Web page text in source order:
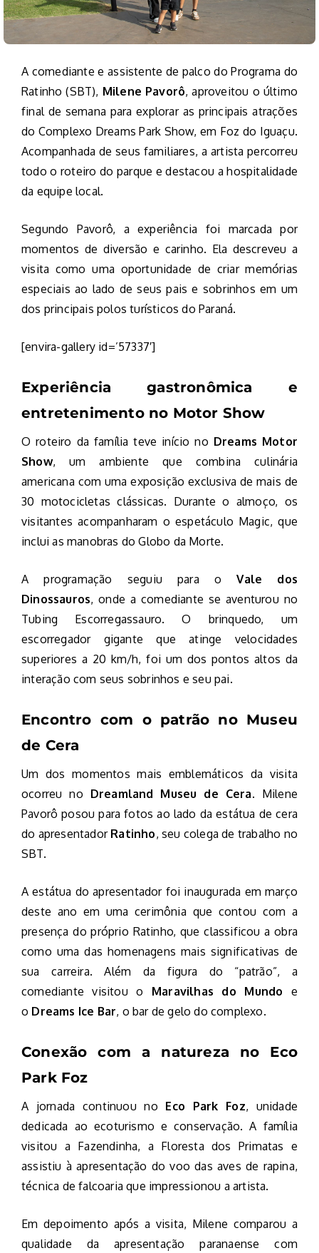
A comediante e assistente de palco do Programa do
Ratinho (SBT), Milene Pavorô, aproveitou o último
final de semana para explorar as principais atrações
do Complexo Dreams Park Show, em Foz do Iguaçu.
Acompanhada de seus familiares, a artista percorreu
todo o roteiro do parque e destacou a hospitalidade
da equipe local.
Segundo Pavorô, a experiência foi marcada por
momentos de diversão e carinho. Ela descreveu a
visita como uma oportunidade de criar memórias
especiais ao lado de seus pais e sobrinhos em um
dos principais polos turísticos do Paraná.
[envira-gallery id=’57337′]
Experiência gastronômica e
entretenimento no Motor Show
O roteiro da família teve início no Dreams Motor
Show, um ambiente que combina culinária
americana com uma exposição exclusiva de mais de
30 motocicletas clássicas. Durante o almoço, os
visitantes acompanharam o espetáculo Magic, que
inclui as manobras do Globo da Morte.
A programação seguiu para oVale dos
Dinossauros, onde a comediante se aventurou no
Tubing Escorregassauro. O brinquedo, um
escorregador gigante que atinge velocidades
superiores a 20 km/h, foi um dos pontos altos da
interação com seus sobrinhos e seu pai.
Encontro com o patrão no Museu
de Cera
Um dos momentos mais emblemáticos da visita
ocorreu no Dreamland Museu de Cera. Milene
Pavorô posou para fotos ao lado da estátua de cera
do apresentador Ratinho, seu colega de trabalho no
SBT.
A estátua do apresentador foi inaugurada em março
deste ano em uma cerimônia que contou com a
presença do próprio Ratinho, que classificou a obra
como uma das homenagens mais significativas de
sua carreira. Além da figura do “patrão”, a
comediante visitou o Maravilhas do Mundo e
o Dreams Ice Bar, o bar de gelo do complexo.
Conexão com a natureza no Eco
Park Foz
A jornada continuou no Eco Park Foz, unidade
dedicada ao ecoturismo e conservação. A família
visitou a Fazendinha, a Floresta dos Primatas e
assistiu à apresentação do voo das aves de rapina,
técnica de falcoaria que impressionou a artista.
Em depoimento após a visita, Milene comparou a
qualidade da apresentação paranaense com